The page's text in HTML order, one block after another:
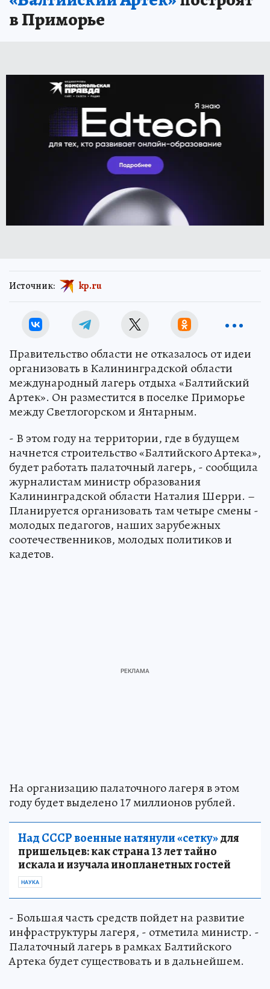
в Приморье
Источник: kp.ru
Правительство области не отказалось от идеи
организовать в Калининградской области
международный лагерь отдыха «Балтийский
Артек». Он разместится в поселке Приморье
между Светлогорском и Янтарным.
- В этом году на территории, где в будущем
начнется строительство «Балтийского Артека»,
будет работать палаточный лагерь, - сообщила
журналистам министр образования
Калининградской области Наталия Шерри. –
Планируется организовать там четыре смены -
молодых педагогов, наших зарубежных
соотечественников, молодых политиков и
кадетов.
На организацию палаточного лагеря в этом
году будет выделено 17 миллионов рублей.
Над СССР военные натянули «сетку»для
пришельцев: как страна 13 лет тайно
искала и изучала инопланетных гостей
НАУКА
- Большая часть средств пойдет на развитие
инфраструктуры лагеря, - отметила министр. -
Палаточный лагерь в рамках Балтийского
Артека будет существовать и в дальнейшем.